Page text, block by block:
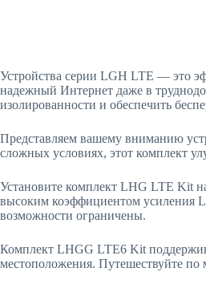
Устройства серии LGH LTE — это
надежный Интернет даже в
изолированности и обеспечить
Представляем вашему вниманию
сложных условиях, этот комплект
Установите комплект LHG LTE Kit
высоким коэффициентом усиления
возможности ограничены.
Комплект LHGG LTE6 Kit
местоположения. Путешествуйте по